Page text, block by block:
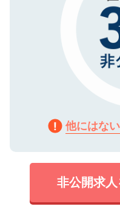
他にはな
非公開求